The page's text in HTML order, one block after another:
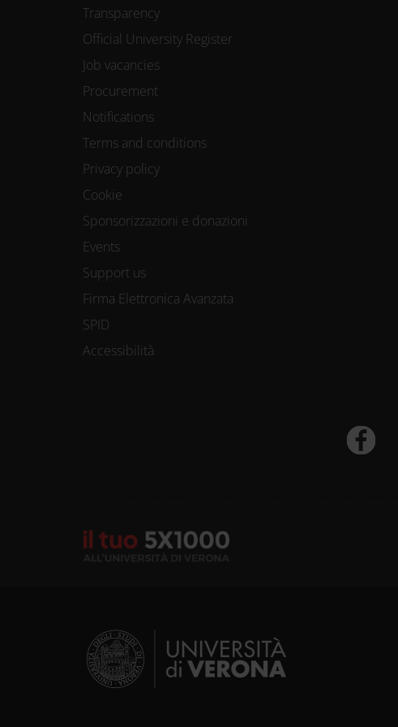
Transparency
Official University Register
Job vacancies
Procurement
Notifications
Terms and conditions
Privacy policy
Cookie
Sponsorizzazioni e donazioni
Events
Support us
Firma Elettronica Avanzata
SPID
Accessibilità